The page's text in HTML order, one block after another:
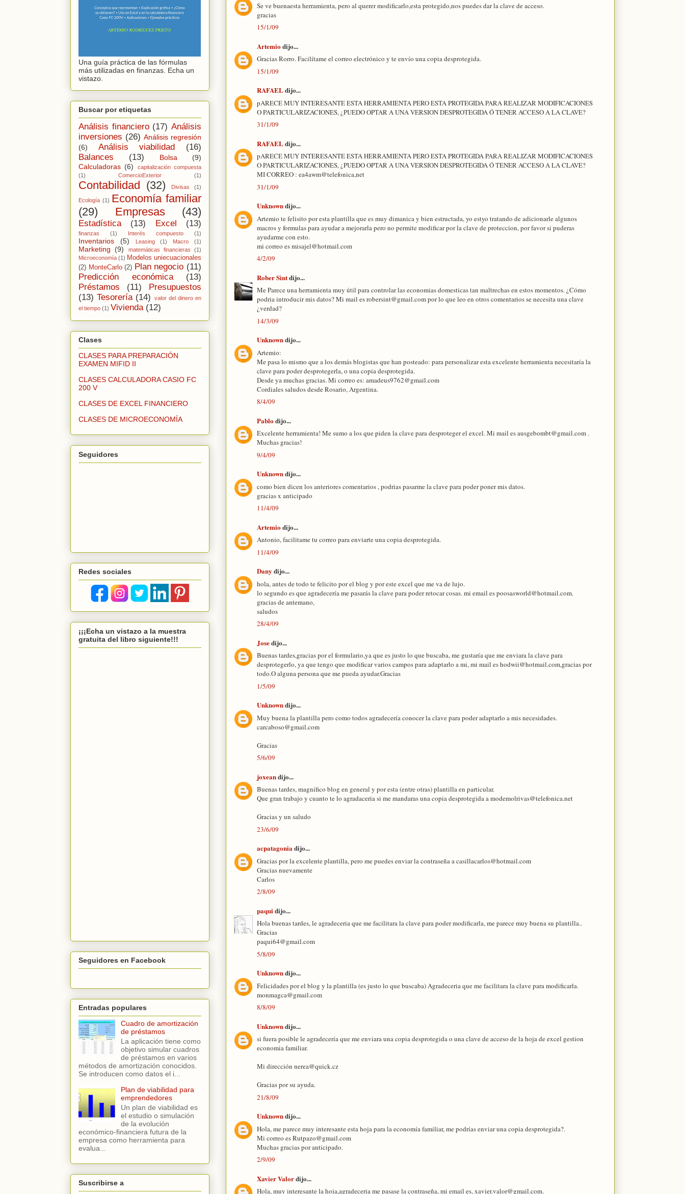
Se ve buenaesta herramienta, pero al querer modificarlo,esta protegido,nos puedes dar la clave de acceso.
gracias
15/1/09
Artemiodijo...
Gracias Rorro. Facilítame el correo electrónico y te envío una copia desprotegida.
15/1/09
RAFAELdijo...
pARECE MUY INTERESANTE ESTA HERRAMIENTA PERO ESTA PROTEGIDA PARA REALIZAR MODIFICACIONES
O PARTICULARIZACIONES, ¿PUEDO OPTAR A UNA VERSION DESPROTEGIDA Ó TENER ACCESO A LA CLAVE?
31/1/09
RAFAELdijo...
pARECE MUY INTERESANTE ESTA HERRAMIENTA PERO ESTA PROTEGIDA PARA REALIZAR MODIFICACIONES
O PARTICULARIZACIONES, ¿PUEDO OPTAR A UNA VERSION DESPROTEGIDA Ó TENER ACCESO A LA CLAVE?
MI CORREO : ea4awm@telefonica,net
31/1/09
Unknowndijo...
Artemio te felisito por esta plantilla que es muy dimanica y bien estructada, yo estyo tratando de adicionarle algunos
macros y formulas para ayudar a mejorarla pero no permite modificar por la clave de proteccion, por favor si puderas
ayudarme con esto.
mi correo es misajel@hotmail.com
4/2/09
Rober Sintdijo...
Me Parece una herramienta muy útil para controlar las economias domesticas tan maltrechas en estos momentos. ¿Cómo
podria introducir mis datos? Mi mail es robersint@gmail.com por lo que leo en otros comentarios se necesita una clave
¿verdad?
14/3/09
Unknowndijo...
Artemio:
Me pasa lo mismo que a los demás blogistas que han posteado: para personalizar esta excelente herramienta necesitaría la
clave para poder desprotegerla, o una copia desprotegida.
Desde ya muchas gracias. Mi correo es: amadeus9762@gmail.com
Cordiales saludos desde Rosario, Argentina.
8/4/09
Pablodijo...
Excelente herramienta! Me sumo a los que piden la clave para desproteger el excel. Mi mail es ausgebombt@gmail.com .
Muchas gracias!
9/4/09
Unknowndijo...
como bien dicen los anteriores comentarios , podrias pasarme la clave para poder poner mis datos.
gracias x anticipado
11/4/09
Artemiodijo...
Antonio, facilitame tu correo para enviarte una copia desprotegida.
11/4/09
Dany dijo...
hola, antes de todo te felicito por el blog y por este excel que me va de lujo.
lo segundo es que agradecería me pasarás la clave para poder retocar cosas. mi email es poosasworld@hotmail.com.
gracias de antemano,
saludos
28/4/09
Josedijo...
Buenas tardes,gracias por el formulario,ya que es justo lo que buscaba, me gustaría que me enviara la clave para
desprotegerlo, ya que tengo que modificar varios campos para adaptarlo a mi, mi mail es hodwii@hotmail.com,gracias por
todo.O alguna persona que me pueda ayudar.Gracias
1/5/09
Unknowndijo...
Muy buena la plantilla pero como todos agradecería conocer la clave para poder adaptarlo a mis necesidades.
carcaboso@gmail.com
Gracias
5/6/09
joxeandijo...
Buenas tardes, magnífico blog en general y por esta (entre otras) plantilla en particular.
Que gran trabajo y cuanto te lo agradaceria si me mandaras una copia desprotegida a modemolrivas@telefonica.net
Gracias y un saludo
23/6/09
acpatagoniadijo...
Gracias por la excelente plantilla, pero me puedes enviar la contraseña a casillacarlos@hotmail.com
Gracias nuevamente
Carlos
2/8/09
paqui dijo...
Hola buenas tardes, le agradeceria que me facilitara la clave para poder modificarla, me parece muy buena su plantilla..
Gracias
paqui64@gmail.com
5/8/09
Unknowndijo...
Felicidades por el blog y la plantilla (es justo lo que buscaba) Agradeceria que me facilitara la clave para modificarla.
monmagca@gmail.com
8/8/09
Unknowndijo...
si fuera posible le agradecería que me enviara una copia desprotegida o una clave de acceso de la hoja de excel gestion
economia familiar.
Mi dirección nerea@quick.cz
Gracias por su ayuda.
21/8/09
Unknowndijo...
Hola, me parece muy interesante esta hoja para la economía familiar, me podrías enviar una copia desprotegida?.
Mi correo es Rutpazo@gmail.com
Muchas gracias por anticipado.
2/9/09
Xavier Valordijo...
Hola, muy interesante la hoja,agradeceria me pasase la contraseña, mi email es, xavier.valor@gmail.com.
Una guía práctica de las fórmulas
más utilizadas en finanzas. Echa un
vistazo.
Buscar por etiquetas
Análisis financiero (17) Análisis
inversiones (26) Análisis regresión
(6)
Análisis viabilidad
(16)
Balances
(13) Bolsa
(9)
Calculadoras (6)
capitalización compuesta
(1)
ComercioExterior (1)
Contabilidad (32) Divisas (1)
Ecología (1) Economía familiar
(29)
Empresas (43)
Estadística (13) Excel (13)
finanzas (1) Interés compuesto (1)
Inventarios (5) Leasing (1) Macro (1)
Marketing (9) matemáticas financieras
(1)
Microeconomía (1) Modelos uniecuacionales
(2) MonteCarlo (2) Plan negocio (11)
Predicción económica
(13)
Préstamos
(11)
Presupuestos
(13) Tesorería (14)
valor del dinero en
el tiempo (1) Vivienda (12)
Clases
CLASES PARA PREPARACIÓN
EXAMEN MIFID II
CLASES CALCULADORA CASIO FC
200 V
CLASES DE EXCEL FINANCIERO
CLASES DE MICROECONOMÍA
Seguidores
Redes sociales
¡¡¡Echa un vistazo a la muestra
gratuita del libro siguiente!!!
Seguidores en Facebook
Entradas populares
Cuadro de amortización
de préstamos
La aplicación tiene como
objetivo simular cuadros
de préstamos en varios
métodos de amortización conocidos.
Se introducen como datos el i...
Plan de viabilidad para
emprendedores
Un plan de viabilidad es
el estudio o simulación
de la evolución
económico-financiera futura de la
empresa como herramienta para
evalua...
Suscribirse a